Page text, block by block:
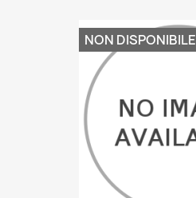
NON DISPONIBILE